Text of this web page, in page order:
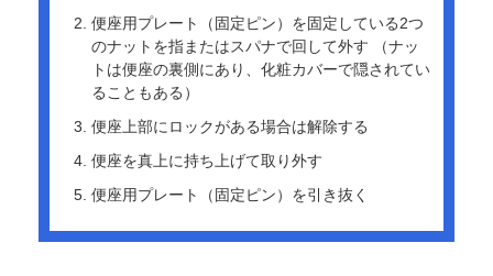
便座用プレート（固定ピン）を固定している2つ
のナットを指またはスパナで回して外す （ナッ
トは便座の裏側にあり、化粧カバーで隠されてい
ることもある）
便座上部にロックがある場合は解除する
便座を真上に持ち上げて取り外す
便座用プレート（固定ピン）を引き抜く